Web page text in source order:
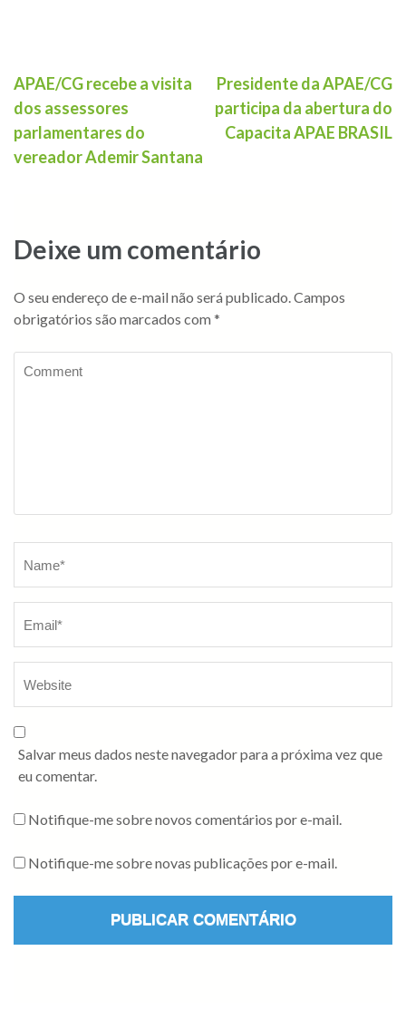
APAE/CG recebe a visita
dos assessores
parlamentares do
vereador Ademir Santana
Presidente da APAE/CG
participa da abertura do
Capacita APAE BRASIL
Deixe um comentário
O seu endereço de e-mail não será publicado.Campos
obrigatórios são marcados com *
Salvar meus dados neste navegador para a próxima vez que
eu comentar.
Notifique-me sobre novos comentários por e-mail.
Notifique-me sobre novas publicações por e-mail.